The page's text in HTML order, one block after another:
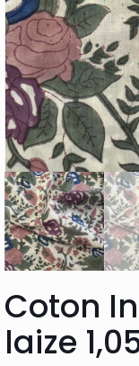
Coton
laize